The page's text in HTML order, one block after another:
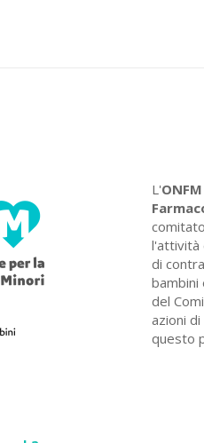
L'
comitato
l'attività
di
bambini
del
azioni
questo